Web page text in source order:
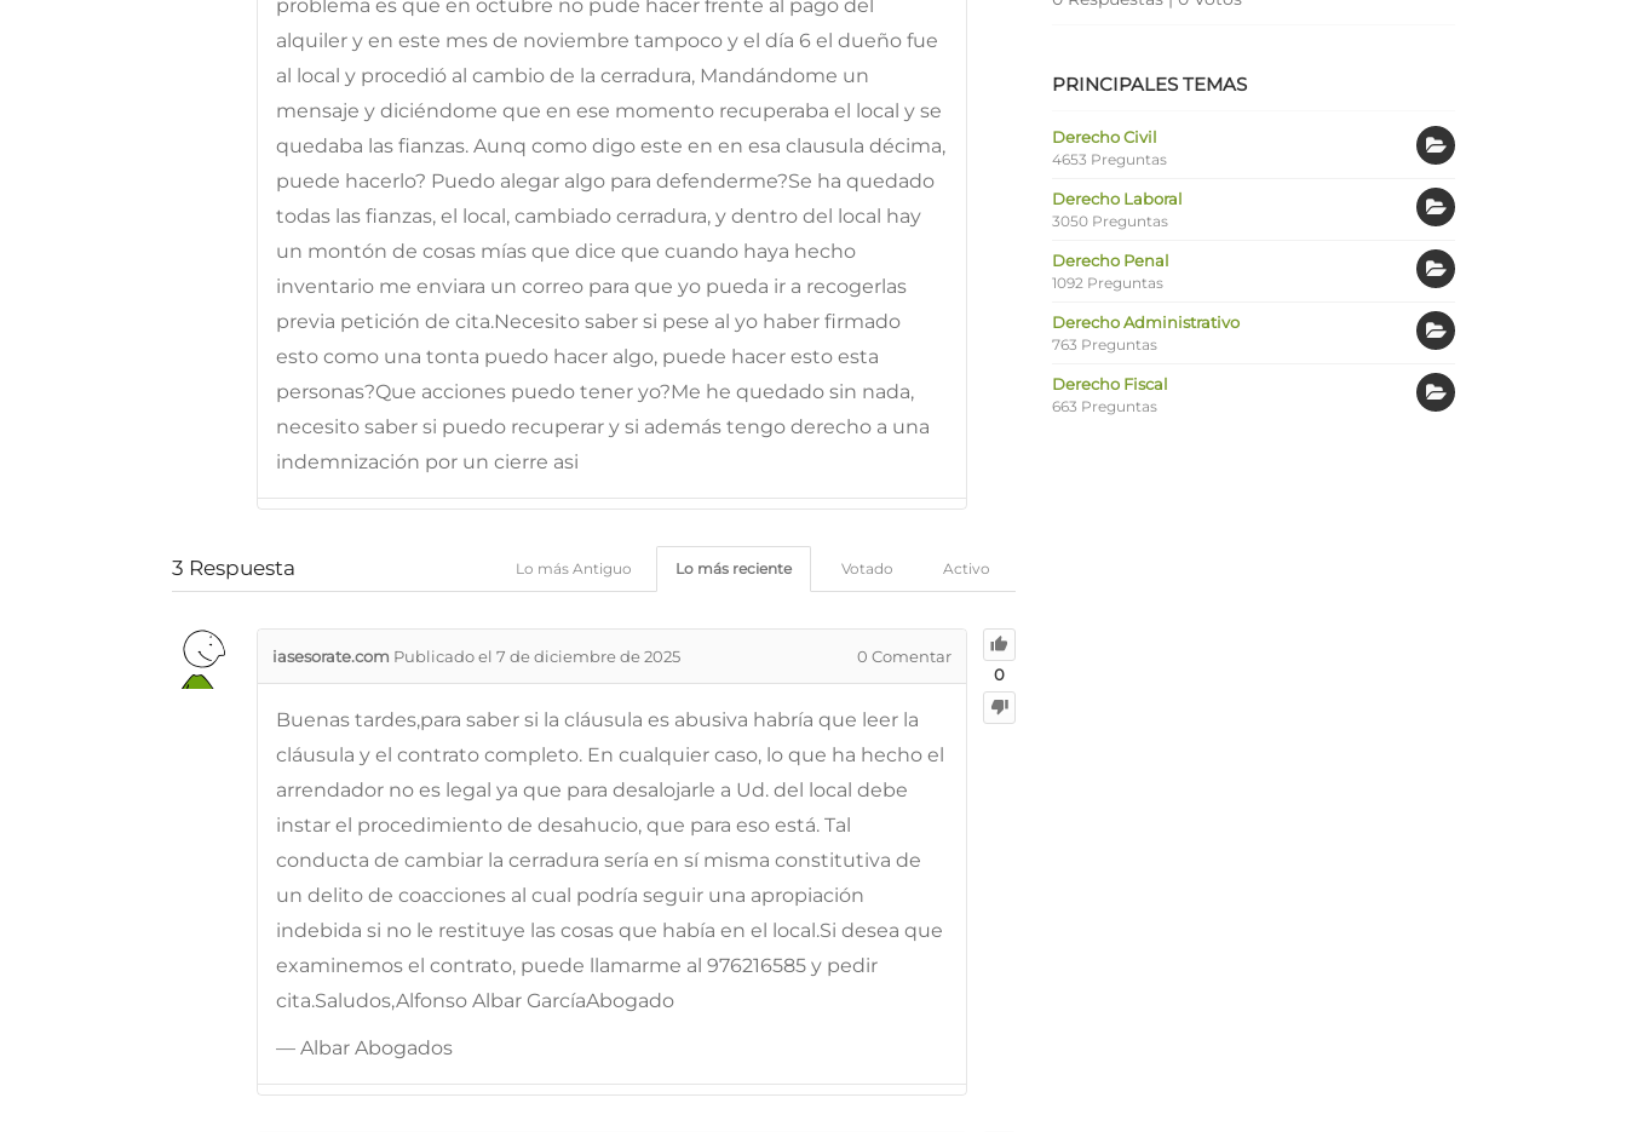
problema es que en octubre no pude hacer frente al pago del
alquiler y en este mes de noviembre tampoco y el día 6 el dueño fue
al local y procedió al cambio de la cerradura, Mandándome un
mensaje y diciéndome que en ese momento recuperaba el local y se
quedaba las fianzas. Aunq como digo este en en esa clausula décima,
puede hacerlo? Puedo alegar algo para defenderme?Se ha quedado
todas las fianzas, el local, cambiado cerradura, y dentro del local hay
un montón de cosas mías que dice que cuando haya hecho
inventario me enviara un correo para que yo pueda ir a recogerlas
previa petición de cita.Necesito saber si pese al yo haber firmado
esto como una tonta puedo hacer algo, puede hacer esto esta
personas?Que acciones puedo tener yo?Me he quedado sin nada,
necesito saber si puedo recuperar y si además tengo derecho a una
indemnización por un cierre asi
3 Respuesta Activo
Votado
Lo más reciente
Lo más Antiguo
0
iasesorate.com Publicado el 7 de diciembre de 2025 0 Comentar
Buenas tardes,para saber si la cláusula es abusiva habría que leer la
cláusula y el contrato completo. En cualquier caso, lo que ha hecho el
arrendador no es legal ya que para desalojarle a Ud. del local debe
instar el procedimiento de desahucio, que para eso está. Tal
conducta de cambiar la cerradura sería en sí misma constitutiva de
un delito de coacciones al cual podría seguir una apropiación
indebida si no le restituye las cosas que había en el local.Si desea que
examinemos el contrato, puede llamarme al 976216585 y pedir
cita.Saludos,Alfonso Albar GarcíaAbogado
— Albar Abogados
PRINCIPALES TEMAS
Derecho Civil
4653 Preguntas
Derecho Laboral
3050 Preguntas
Derecho Penal
1092 Preguntas
Derecho Administrativo
763 Preguntas
Derecho Fiscal
663 Preguntas